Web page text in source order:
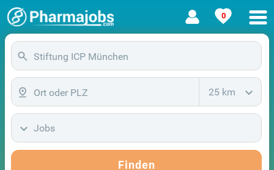
0
25 km
Jobs
Finden